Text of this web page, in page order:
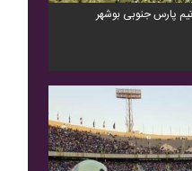
پارس جنوبی بوشهر